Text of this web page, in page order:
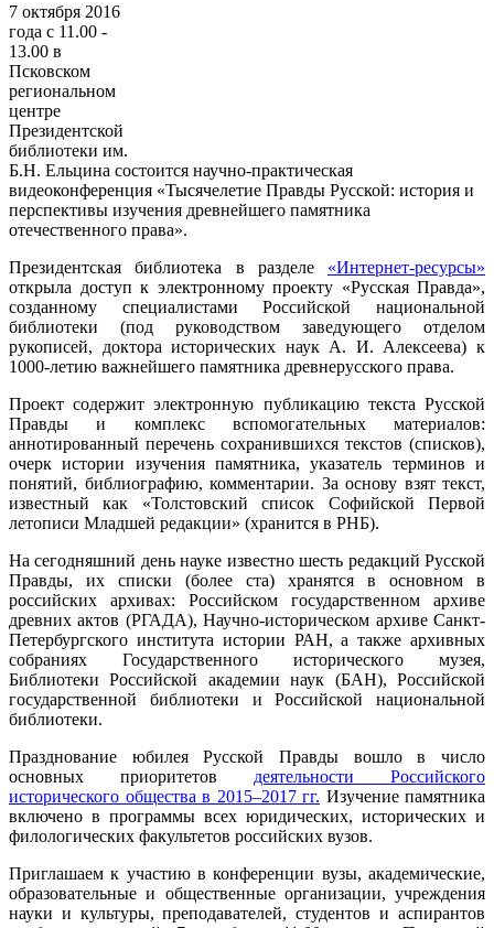
7 октября 2016
года с 11.00 -
13.00 в
Псковском
региональном
центре
Президентской
библиотеки им.
Б.Н. Ельцина состоится научно-практическая
видеоконференция «Тысячелетие Правды Русской: история и
перспективы изучения древнейшего памятника
отечественного права».
Президентская библиотека в разделе «Интернет-ресурсы»
открыла доступ к электронному проекту «Русская Правда»,
созданному специалистами Российской национальной
библиотеки (под руководством заведующего отделом
рукописей, доктора исторических наук А. И. Алексеева) к
1000-летию важнейшего памятника древнерусского права.
Проект содержит электронную публикацию текста Русской
Правды и комплекс вспомогательных материалов:
аннотированный перечень сохранившихся текстов (списков),
очерк истории изучения памятника, указатель терминов и
понятий, библиографию, комментарии. За основу взят текст,
известный как «Толстовский список Софийской Первой
летописи Младшей редакции» (хранится в РНБ).
На сегодняшний день науке известно шесть редакций Русской
Правды, их списки (более ста) хранятся в основном в
российских архивах: Российском государственном архиве
древних актов (РГАДА), Научно-историческом архиве Санкт-
Петербургского института истории РАН, а также архивных
собраниях Государственного исторического музея,
Библиотеки Российской академии наук (БАН), Российской
государственной библиотеки и Российской национальной
библиотеки.
Празднование юбилея Русской Правды вошло в число
основных приоритетов деятельности Российского
исторического общества в 2015–2017 гг. Изучение памятника
включено в программы всех юридических, исторических и
филологических факультетов российских вузов.
Приглашаем к участию в конференции вузы, академические,
образовательные и общественные организации, учреждения
науки и культуры, преподавателей, студентов и аспирантов